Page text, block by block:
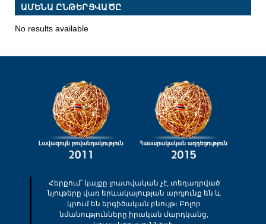
ԱՄԵՆԱ ԸՆԹԵՐՑՎԱԾԸ
No results available
Հերքում՝ կայքը լրատվական չէ, տեղադրված
նյութերը վառ երևակայության արդյունք են և
կրում են երգիծական բնույթ։ Բոլոր
նմանությունները իրական մարդկանց,